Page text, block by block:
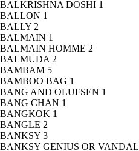
BALKRISHNA DOSHI 1
BALLON 1
BALLY 2
BALMAIN 1
BALMAIN HOMME 2
BALMUDA 2
BAMBAM 5
BAMBOO BAG 1
BANG AND OLUFSEN 1
BANG CHAN 1
BANGKOK 1
BANGLE 2
BANKSY 3
BANKSY GENIUS OR VANDAL